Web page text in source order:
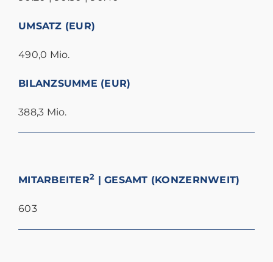
UMSATZ (EUR)
490,0 Mio.
BILANZSUMME (EUR)
388,3 Mio.
MITARBEITER2 | GESAMT (KONZERNWEIT)
603